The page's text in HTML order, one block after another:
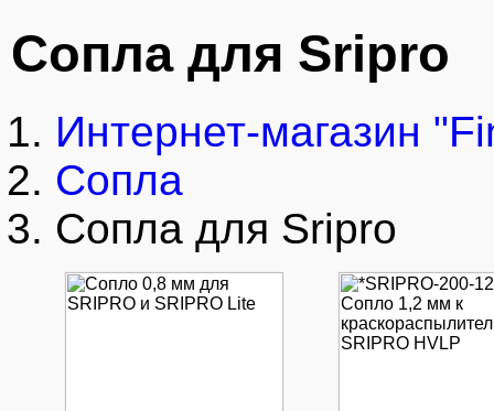
Сопла для Sripro
Интернет-магазин
Сопла
Сопла для Sripro